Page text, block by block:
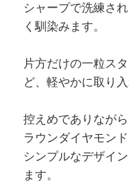
シャープで洗練さ
く馴染みます。
片方だけの一粒ス
ど、軽やかに取り
控えめでありなが
ラウンダイヤモンド
シンプルなデザイ
ます。